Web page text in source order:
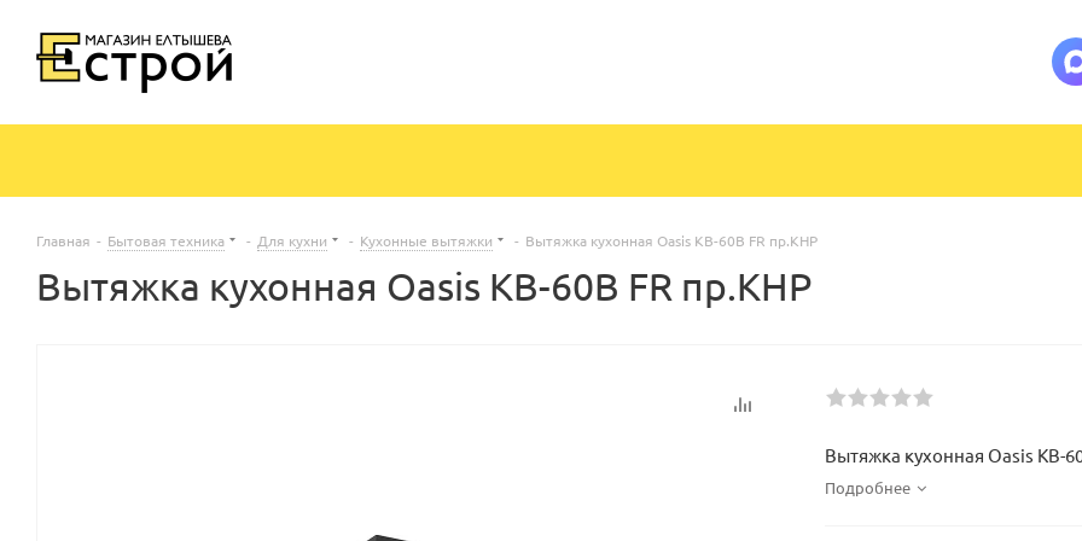
Главная - Бытовая техника - Для кухни - Кухонные вытяжки - Вытяжка кухонная Oasis KB-60B FR пр.КНР
Вытяжка кухонная Oasis KB-60B FR пр.КНР
Вытяжка кухонная Oasis KB-
Подробнее